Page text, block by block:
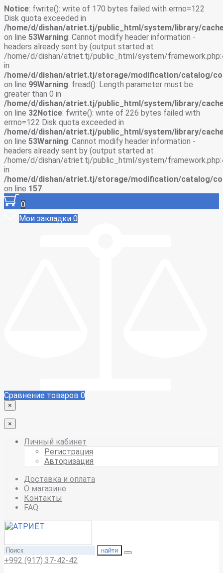
Notice: fwrite(): write of 170 bytes failed with errno=122
Disk quota exceeded in
/home/d/dishan/atriet.tj/public_html/system/library/
on line 53Warning: Cannot modify header information -
headers already sent by (output started at
/home/d/dishan/atriet.tj/public_html/system/
in
/home/d/dishan/atriet.tj/storage/modification/catalog/
on line 99Warning: fread(): Length parameter must be
greater than 0 in
/home/d/dishan/atriet.tj/public_html/system/library/
on line 32Notice: fwrite(): write of 226 bytes failed with
errno=122 Disk quota exceeded in
/home/d/dishan/atriet.tj/public_html/system/library/
on line 53Warning: Cannot modify header information -
headers already sent by (output started at
/home/d/dishan/atriet.tj/public_html/system/
in
/home/d/dishan/atriet.tj/storage/modification/catalog/
on line 157
0
Мои закладки 0
Сравнение товаров 0
×
×
Личный кабинет
Регистрация
Авторизация
Доставка и оплата
О магазине
Контакты
FAQ
найти
+992 (917) 37-42-42